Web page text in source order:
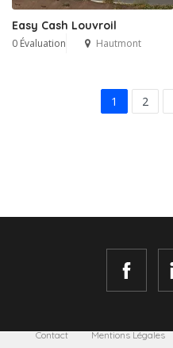
Easy Cash Louvroil
0 Évaluation Hautmont
1 2
Contact Mentions Légales